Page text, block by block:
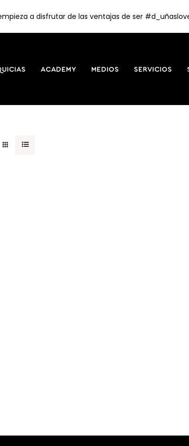
ACADEMY MEDIOS SERVICIOS
a disfrutar de las ventajas de ser